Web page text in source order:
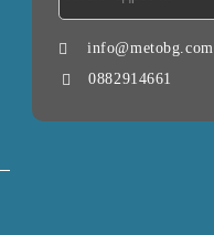
info@metobg.com
0882914661